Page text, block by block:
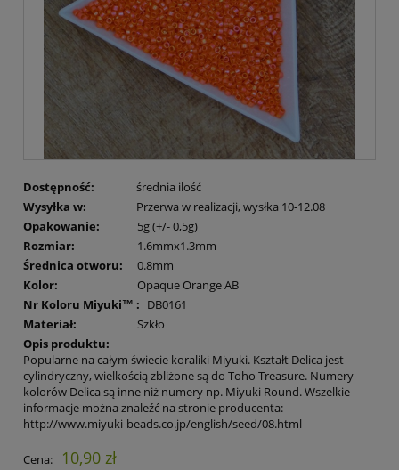
Dostępność:
średnia ilość
Wysyłka w:
Przerwa w realizacji, wysłka 10-12.08
Opakowanie:
5g (+/- 0,5g)
Rozmiar:
1.6mmx1.3mm
Średnica otworu:
0.8mm
Kolor:
Opaque Orange AB
Nr Koloru Miyuki™ : DB0161
Materiał:
Szkło
Opis produktu:
Popularne na całym świecie koraliki Miyuki. Kształt Delica jest
cylindryczny, wielkością zbliżone są do Toho Treasure. Numery
kolorów Delica są inne niż numery np. Miyuki Round. Wszelkie
informacje można znaleźć na stronie producenta:
http://www.miyuki-beads.co.jp/english/seed/08.html
Cena: 10,90 zł